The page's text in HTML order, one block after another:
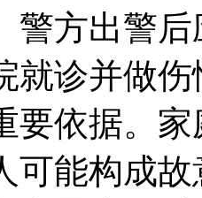
警方出警
就诊并做
要依据。
可能构成